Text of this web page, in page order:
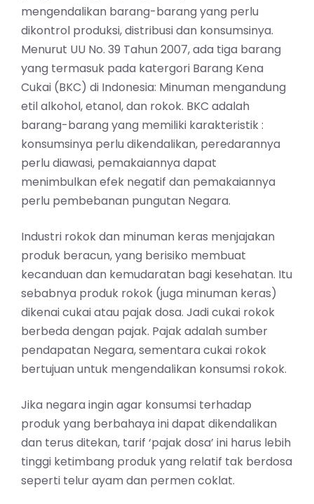
mengendalikan barang-barang yang perlu
dikontrol produksi, distribusi dan konsumsinya.
Menurut UU No. 39 Tahun 2007, ada tiga barang
yang termasuk pada katergori Barang Kena
Cukai (BKC) di Indonesia: Minuman mengandung
etil alkohol, etanol, dan rokok. BKC adalah
barang-barang yang memiliki karakteristik :
konsumsinya perlu dikendalikan, peredarannya
perlu diawasi, pemakaiannya dapat
menimbulkan efek negatif dan pemakaiannya
perlu pembebanan pungutan Negara.
Industri rokok dan minuman keras menjajakan
produk beracun, yang berisiko membuat
kecanduan dan kemudaratan bagi kesehatan. Itu
sebabnya produk rokok (juga minuman keras)
dikenai cukai atau pajak dosa. Jadi cukai rokok
berbeda dengan pajak. Pajak adalah sumber
pendapatan Negara, sementara cukai rokok
bertujuan untuk mengendalikan konsumsi rokok.
Jika negara ingin agar konsumsi terhadap
produk yang berbahaya ini dapat dikendalikan
dan terus ditekan, tarif ‘pajak dosa’ ini harus lebih
tinggi ketimbang produk yang relatif tak berdosa
seperti telur ayam dan permen coklat.